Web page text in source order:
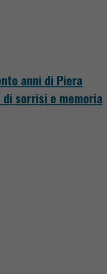
anni di Piera
di sorrisi e memoria